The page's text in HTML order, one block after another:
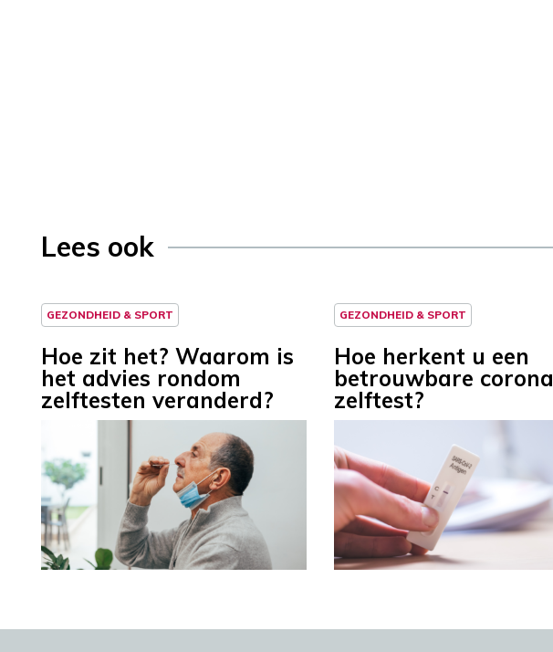
Lees ook
GEZONDHEID & SPORT
Hoe zit het? Waarom is
het advies rondom
zelftesten veranderd?
GEZONDHEID & SPORT
Hoe herkent u een
betrouwbare corona
zelftest?